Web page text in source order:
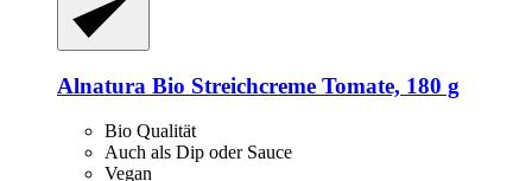
Alnatura Bio Streichcreme Tomate, 180 g
Bio Qualität
Auch als Dip oder Sauce
Vegan